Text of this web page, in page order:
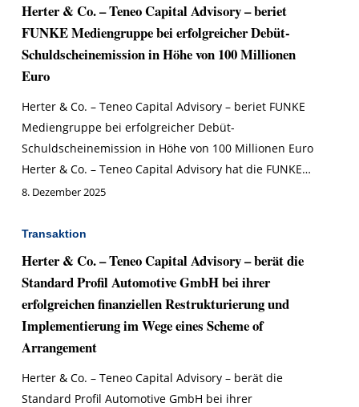
Herter & Co. – Teneo Capital Advisory – beriet
FUNKE Mediengruppe bei erfolgreicher Debüt-
Schuldscheinemission in Höhe von 100 Millionen
Euro
Herter & Co. – Teneo Capital Advisory – beriet FUNKE
Mediengruppe bei erfolgreicher Debüt-
Schuldscheinemission in Höhe von 100 Millionen Euro
Herter & Co. – Teneo Capital Advisory hat die FUNKE…
8. Dezember 2025
Transaktion
Herter & Co. – Teneo Capital Advisory – berät die
Standard Profil Automotive GmbH bei ihrer
erfolgreichen finanziellen Restrukturierung und
Implementierung im Wege eines Scheme of
Arrangement
Herter & Co. – Teneo Capital Advisory – berät die
Standard Profil Automotive GmbH bei ihrer